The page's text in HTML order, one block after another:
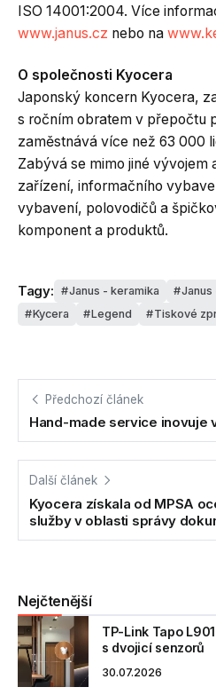
ISO 14001:2004. Více
www.janus.cz nebo na
O společnosti Kyocera
Japonský koncern Kyocera,
s ročním obratem v přepočtu
zaměstnává více než 63 000
Zabývá se mimo jiné
zařízení, informačního
vybavení, polovodičů a
komponent a produktů.
Tagy: Janus - keramika Janus
Kycera
Legend Tiskové
Předchozí článek
Hand-made service inovuje
Další článek
Kyocera získala od MPSA
služby v oblasti správy
Nejčtenější
TP-Link Tapo
s dvojicí senzorů
30.07.2026